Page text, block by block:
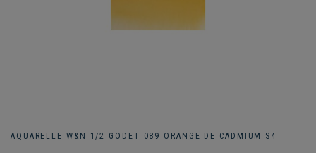
AQUARELLE W&N 1/2 GODET 089 ORANGE DE CADMIUM S4